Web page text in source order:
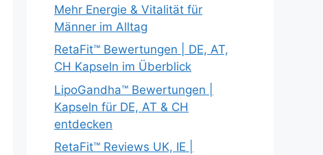
Mehr Energie & Vitalität für
Männer im Alltag
RetaFit™ Bewertungen | DE, AT,
CH Kapseln im Überblick
LipoGandha™ Bewertungen |
Kapseln für DE, AT & CH
entdecken
RetaFit™ Reviews UK, IE |